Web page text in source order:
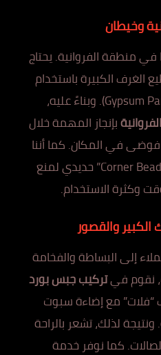
وخيطان
منطقة الفروانية. يحتاج
الغرف الكبيرة باستخدام
قواطع جبس بورد (Gypsum Partitions). وبناءً عليه،
بإنجاز المهمة خلال
في المكان. كما أننا
نهتم جداً بتدعيم الزوايا بـ “Corner Bead” حديدي لمنع
وكثرة الاستخدام.
والقصور
إلى البساطة والفخامة
تركيب جبس بورد
مع إضاءة سبوت
لذلك، تشعر بالراحة
كما نوفر خدمة